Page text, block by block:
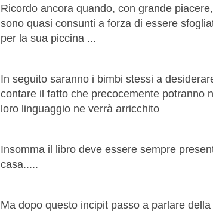
Ricordo ancora quando, con grande
sono quasi consunti a forza di essere sfogl
per la sua piccina ...
In seguito saranno i bimbi stessi a
contare il fatto che precocemente potranno
loro linguaggio ne verrà arricchito
Insomma il libro deve essere sempre
casa.....
Ma dopo questo incipit passo a parlare